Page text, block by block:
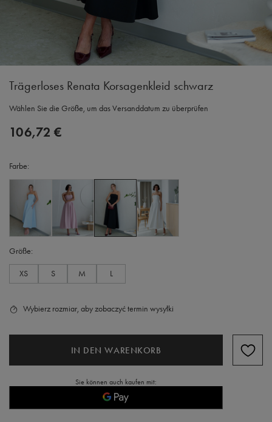
Trägerloses Renata Korsagenkleid schwarz
Wählen Sie die Größe, um das Versanddatum zu überprüfen
Farbe
Größe
XS S M L
106,72 €
Wybierz rozmiar, aby zobaczyć termin wysyłki
IN DEN WARENKORB
Sie können auch kaufen mit: